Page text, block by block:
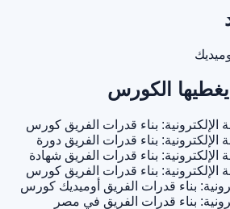
الكورس
بناء قدرات الفريق كورس
بناء قدرات الفريق دورة
بناء قدرات الفريق شهادة
بناء قدرات الفريق كورس
بناء قدرات الفريق أوميديك كورس
بناء قدرات الفريق في مصر